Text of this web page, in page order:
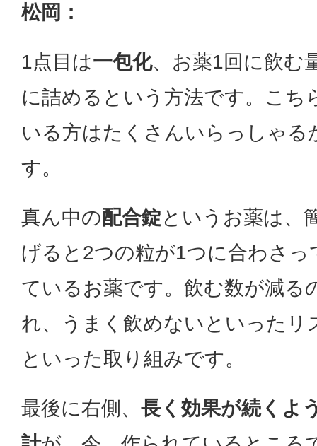
松岡：
1点目は一包化、お薬1回に飲む
に詰めるという方法です。こち
いる方はたくさんいらっしゃる
す。
真ん中の配合錠というお薬は、
げると2つの粒が1つに合わさっ
ているお薬です。飲む数が減る
れ、うまく飲めないといったリ
といった取り組みです。
最後に右側、 長く効果が続くよ